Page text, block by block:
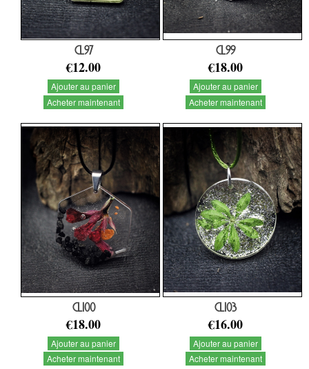
CL97
€12.00
Ajouter au panier
Acheter maintenant
CL99
€18.00
Ajouter au panier
Acheter maintenant
CL100
€18.00
Ajouter au panier
Acheter maintenant
CL103
€16.00
Ajouter au panier
Acheter maintenant